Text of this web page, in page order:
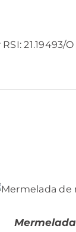
21.19493/O
CARRITO
/